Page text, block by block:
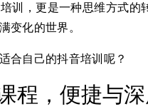
训，更是一种思维方式
变化的世界。
合自己的抖音培训呢？
程，便捷与